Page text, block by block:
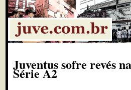
Juventus sofre revés
Série A2